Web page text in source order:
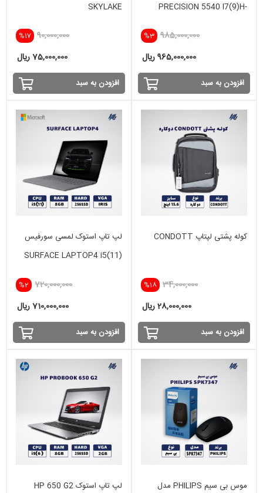
PRECISION 5540 I7(9)H-
16GB-512SSD-4GB NVIDIA
%3 985,000,000
965,000,000 ریال
افزودن به سبد
SKYLAKE
%17 90,000,000
75,000,000 ریال
افزودن به سبد
کوله پشتی لپتاپ CONDOTT
%18 34,000,000
28,000,000 ریال
افزودن به سبد
لپ تاپ استوک لمسی سورفیس
SURFACE LAPTOP4 i5(11)
%2 720,000,000
710,000,000 ریال
افزودن به سبد
موس بی سیم PHILIPS مدل
لپ تاپ استوک HP 650 G2